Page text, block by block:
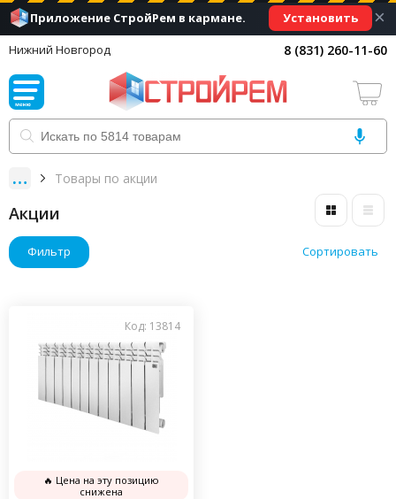
Приложение СтройРем в кармане. Установить ×
Нижний Новгород 8 (831) 260-11-60
Товары по акции
Акции
Фильтр Сортировать
Код: 13814
🔥 Цена на эту позицию
снижена